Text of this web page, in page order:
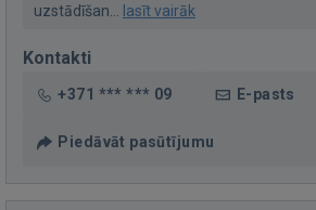
uzstādīšan... lasīt vairāk
Kontakti
+371 *** *** 09 E-pasts
Piedāvāt pasūtījumu